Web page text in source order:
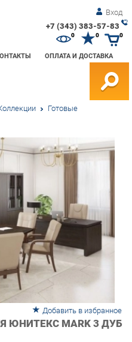
Вход
+7 (343) 383-57-83
ОПЛАТА И ДОСТАВКА
0 0
Готовые
MARK 3 ДУБ
твердолиственных пород